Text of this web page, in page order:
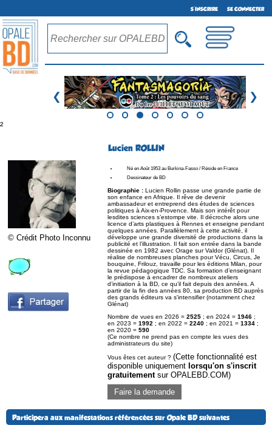
S'INSCRIRE SE CONNECTER
❮ ❯
²
Lucien ROLLIN
© Crédit Photo Inconnu
Né en Août 1953 au Burkina-Fasso / Réside en France
Dessinateur de BD
Biographie : Lucien Rollin passe une grande partie de
son enfance en Afrique. Il rêve de devenir
ambassadeur et entreprend des études de sciences
politiques à Aix-en-Provence. Mais son intérêt pour
lesdites sciences s’estompe vite. Il décroche alors une
licence d’arts plastiques à Rennes et enseigne pendant
quelques années. Parallèlement à cette activité, il
développe une grande diversité de productions dans la
publicité et l’illustration. Il fait son entrée dans la bande
dessinée en 1982 avec Orage sur Valdor (Glénat). Il
réalise de nombreuses planches pour Vécu, Circus, Je
bouquine, Frilouz, travaille pour les éditions Milan, pour
la revue pédagogique TDC. Sa formation d’enseignant
le prédispose à encadrer de nombreux ateliers
d’initiation à la BD, ce qu’il fait depuis des années. A
partir de la fin des années 80, sa production BD auprès
des grands éditeurs va s'intensifier (notamment chez
Glénat)
Nombre de vues en 2026 = 2525 ; en 2024 = 1946 ;
en 2023 = 1992 ; en 2022 = 2240 ; en 2021 = 1334 ;
en 2020 = 590
(Ce nombre ne prend pas en compte les vues des
administrateurs du site)
Vous êtes cet auteur ? (Cette fonctionnalité est
disponible uniquement lorsqu'on s'inscrit
gratuitementsur OPALEBD.COM)
Faire la demande
Participera aux manifestations référencées sur Opale BD suivantes